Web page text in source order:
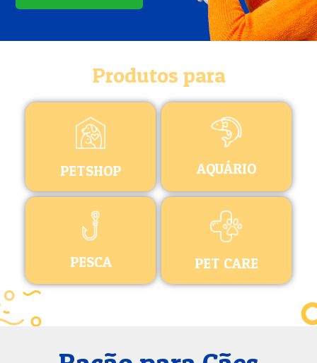
Produtos para
PETSHOP AQUÁRIO
PESCA PET CARE